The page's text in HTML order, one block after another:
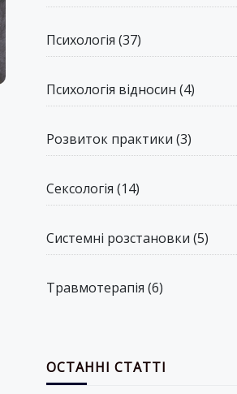
Психологія (37)
Психологія відносин (4)
Розвиток практики (3)
Сексологія (14)
Системні розстановки (5)
Травмотерапія (6)
ОСТАННІ СТАТТІ